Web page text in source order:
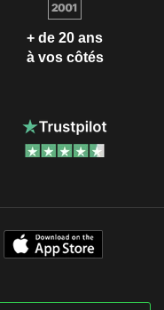
+ de 20 ans
à vos côtés